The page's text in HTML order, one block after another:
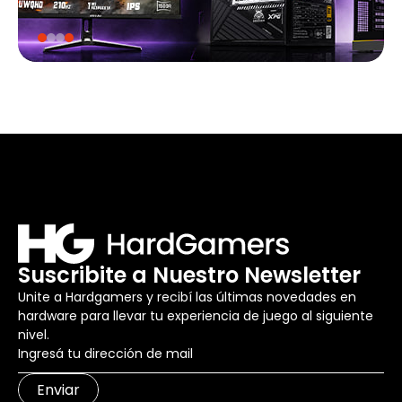
Suscribite a Nuestro Newsletter
Unite a Hardgamers y recibí las últimas novedades en
hardware para llevar tu experiencia de juego al siguiente
nivel.
Enviar